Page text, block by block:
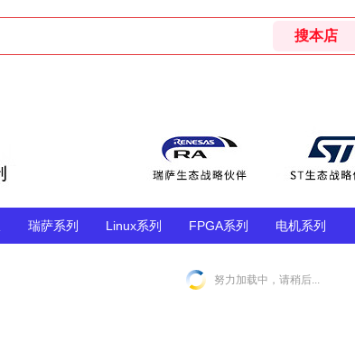
瑞萨系列 Linux系列 FPGA系列 电机系列
努力加载中，请稍后...